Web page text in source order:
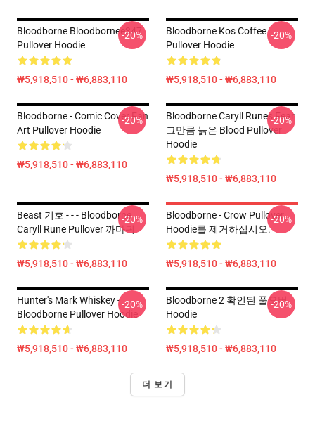
Bloodborne Bloodbornee347
Pullover Hoodie
₩5,918,510 - ₩6,883,110
-20%
Bloodborne Kos Coffee
Pullover Hoodie
₩5,918,510 - ₩6,883,110
-20%
Bloodborne - Comic Cover Fan
Art Pullover Hoodie
₩5,918,510 - ₩6,883,110
-20%
Bloodborne Caryll Runes Fear
그만큼 늙은 Blood Pullover
Hoodie
₩5,918,510 - ₩6,883,110
-20%
Beast 기호 - - - Bloodborne
Caryll Rune Pullover 까마귀
₩5,918,510 - ₩6,883,110
-20%
Bloodborne - Crow Pullover
Hoodie를 제거하십시오.
₩5,918,510 - ₩6,883,110
-20%
Hunter's Mark Whiskey -
Bloodborne Pullover Hoodie
₩5,918,510 - ₩6,883,110
-20%
Bloodborne 2 확인된 풀오버
Hoodie
₩5,918,510 - ₩6,883,110
-20%
더 보기